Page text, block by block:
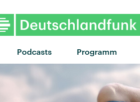
Podcasts Programm